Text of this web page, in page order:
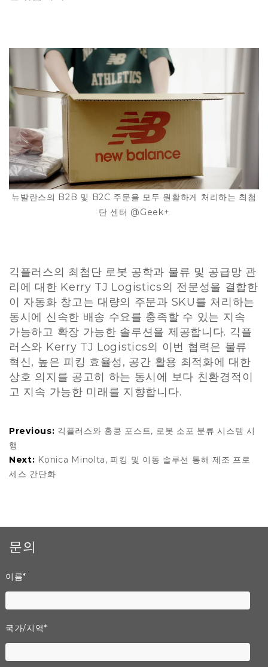
뉴발란스의 B2B 및 B2C 주문을 모두 원활하게 처리하는 최첨
단 센터 @Geek+
긱플러스의 최첨단 로봇 공학과 물류 및 공급망 관
리에 대한 Kerry TJ Logistics의 전문성을 결합한
이 자동화 창고는 대량의 주문과 SKU를 처리하는
동시에 신속한 배송 수요를 충족할 수 있는 지속
가능하고 확장 가능한 솔루션을 제공합니다. 긱플
러스와 Kerry TJ Logistics의 이번 협력은 물류
혁신, 높은 피킹 효율성, 공간 활용 최적화에 대한
상호 의지를 공고히 하는 동시에 보다 친환경적이
고 지속 가능한 미래를 지향합니다.
Previous: 긱플러스와 홍콩 포스트, 로봇 소포 분류 시스템 시
행
Next: Konica Minolta, 피킹 및 이동 솔루션 통해 제조 프로
세스 간단화
문의
이름*
국가/지역*